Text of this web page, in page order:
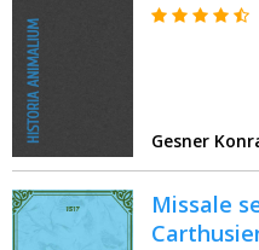
Gesner
Missale